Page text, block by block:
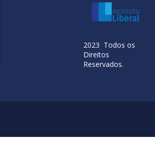
2023 Todos os
Direitos
Reservados.